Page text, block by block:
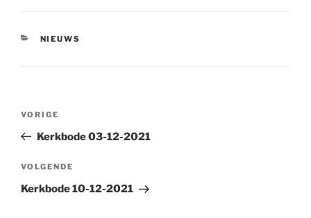
CATEGORIEËN
NIEUWS
Vorig
bericht
VORIGE
Kerkbode 03-12-2021
Volgend
bericht
VOLGENDE
Kerkbode 10-12-2021